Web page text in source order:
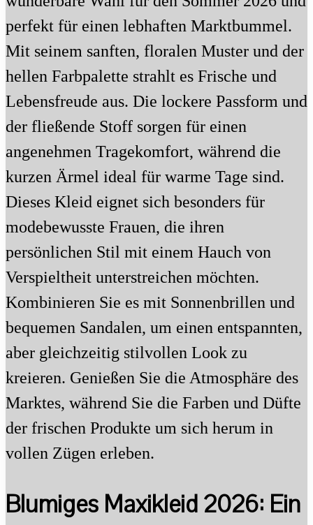
perfekt für einen lebhaften Marktbummel.
Mit seinem sanften, floralen Muster und der
hellen Farbpalette strahlt es Frische und
Lebensfreude aus. Die lockere Passform und
der fließende Stoff sorgen für einen
angenehmen Tragekomfort, während die
kurzen Ärmel ideal für warme Tage sind.
Dieses Kleid eignet sich besonders für
modebewusste Frauen, die ihren
persönlichen Stil mit einem Hauch von
Verspieltheit unterstreichen möchten.
Kombinieren Sie es mit Sonnenbrillen und
bequemen Sandalen, um einen entspannten,
aber gleichzeitig stilvollen Look zu
kreieren. Genießen Sie die Atmosphäre des
Marktes, während Sie die Farben und Düfte
der frischen Produkte um sich herum in
vollen Zügen erleben.
Blumiges Maxikleid 2026: Ein